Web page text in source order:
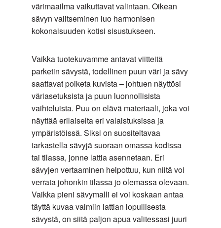
värimaailma vaikuttavat valintaan. Oikean
sävyn valitseminen luo harmonisen
kokonaisuuden kotisi sisustukseen.
Vaikka tuotekuvamme antavat viitteitä
parketin sävystä, todellinen puun väri ja sävy
saattavat poiketa kuvista – johtuen näyttösi
väriasetuksista ja puun luonnollisista
vaihteluista. Puu on elävä materiaali, joka voi
näyttää erilaiselta eri valaistuksissa ja
ympäristöissä. Siksi on suositeltavaa
tarkastella sävyjä suoraan omassa kodissa
tai tilassa, jonne lattia asennetaan. Eri
sävyjen vertaaminen helpottuu, kun niitä voi
verrata johonkin tilassa jo olemassa olevaan.
Vaikka pieni sävymalli ei voi koskaan antaa
täyttä kuvaa valmiin lattian lopullisesta
sävystä, on siitä paljon apua valitessasi juuri